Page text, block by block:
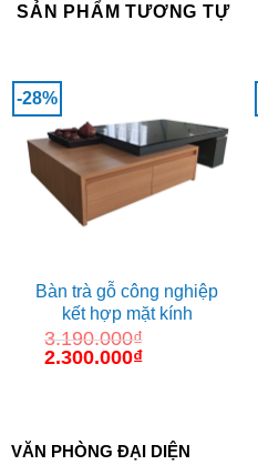
SẢN PHẨM TƯƠNG TỰ
-28%
Bàn trà gỗ công nghiệp
kết hợp mặt kính
3.190.000₫
Giá
2.300.000₫Giá
VĂN PHÒNG ĐẠI DIỆN